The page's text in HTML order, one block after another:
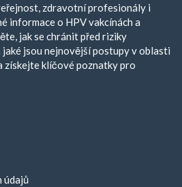
zdravotní profesionály i
informace o HPV vakcínách a
jak se chránit před riziky
jsou nejnovější postupy v oblasti
získejte klíčové poznatky pro
údajů